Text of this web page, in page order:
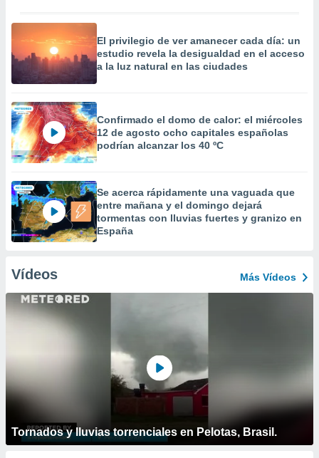
El privilegio de ver amanecer cada día: un
estudio revela la desigualdad en el acceso
a la luz natural en las ciudades
Confirmado el domo de calor: el miércoles
12 de agosto ocho capitales españolas
podrían alcanzar los 40 ºC
Se acerca rápidamente una vaguada que
entre mañana y el domingo dejará
tormentas con lluvias fuertes y granizo en
España
Vídeos Más Vídeos
Tornados y lluvias torrenciales en Pelotas, Brasil.